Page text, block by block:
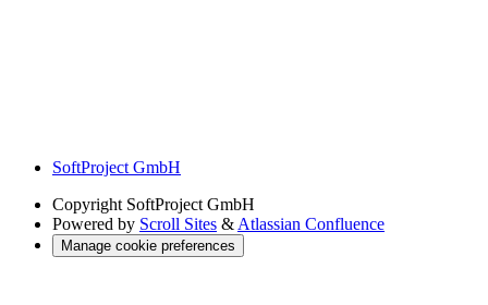
SoftProject GmbH
Copyright SoftProject GmbH
Powered by Scroll Sites & Atlassian Confluence
Manage cookie preferences